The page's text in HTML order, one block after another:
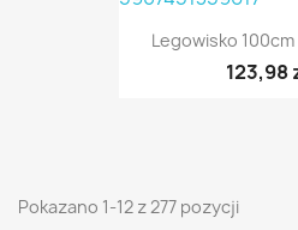
Legowisko
123,98
Pokazano 1-12 z 277 pozycji